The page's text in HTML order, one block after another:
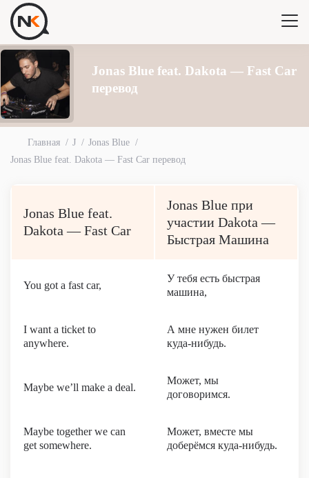
Jonas Blue feat. Dakota — Fast Car
перевод
Главная J
Jonas Blue
Jonas Blue feat. Dakota — Fast Car перевод
Jonas Blue feat.
Dakota — Fast Car
Jonas Blue при
участии Dakota —
Быстрая Машина
You got a fast car,
У тебя есть быстрая
машина,
I want a ticket to
anywhere.
А мне нужен билет
куда-нибудь.
Maybe we’ll make a deal.
Может, мы
договоримся.
Maybe together we can
get somewhere.
Может, вместе мы
доберёмся куда-нибудь.